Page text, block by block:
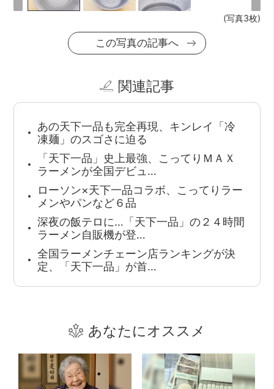
(写真3枚)
この写真の記事へ
関連記事
あの天下一品も完全再現、キンレイ「冷
凍麺」のスゴさに迫る
「天下一品」史上最強、こってりＭＡＸ
ラーメンが全国デビュ…
ローソン×天下一品コラボ、こってりラー
メンやパンなど６品
深夜の飯テロに…「天下一品」の２４時間
ラーメン自販機が登…
全国ラーメンチェーン店ランキングが決
定、「天下一品」が首…
あなたにオススメ